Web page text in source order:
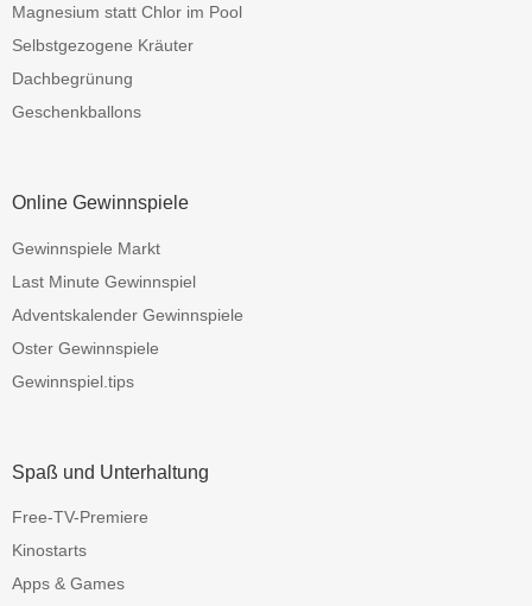
Magnesium statt Chlor im Pool
Selbstgezogene Kräuter
Dachbegrünung
Geschenkballons
Online Gewinnspiele
Gewinnspiele Markt
Last Minute Gewinnspiel
Adventskalender Gewinnspiele
Oster Gewinnspiele
Gewinnspiel.tips
Spaß und Unterhaltung
Free-TV-Premiere
Kinostarts
Apps & Games